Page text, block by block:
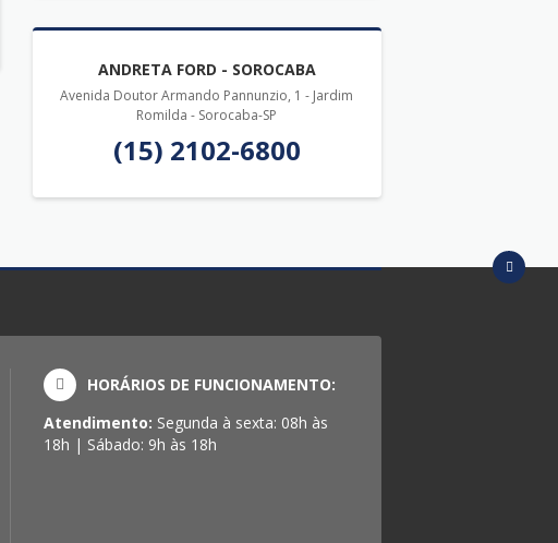
ANDRETA FORD - SOROCABA
Avenida Doutor Armando Pannunzio, 1 - Jardim
Romilda - Sorocaba-SP
(15) 2102-6800
HORÁRIOS DE FUNCIONAMENTO:
Atendimento: Segunda à sexta: 08h às
18h | Sábado: 9h às 18h